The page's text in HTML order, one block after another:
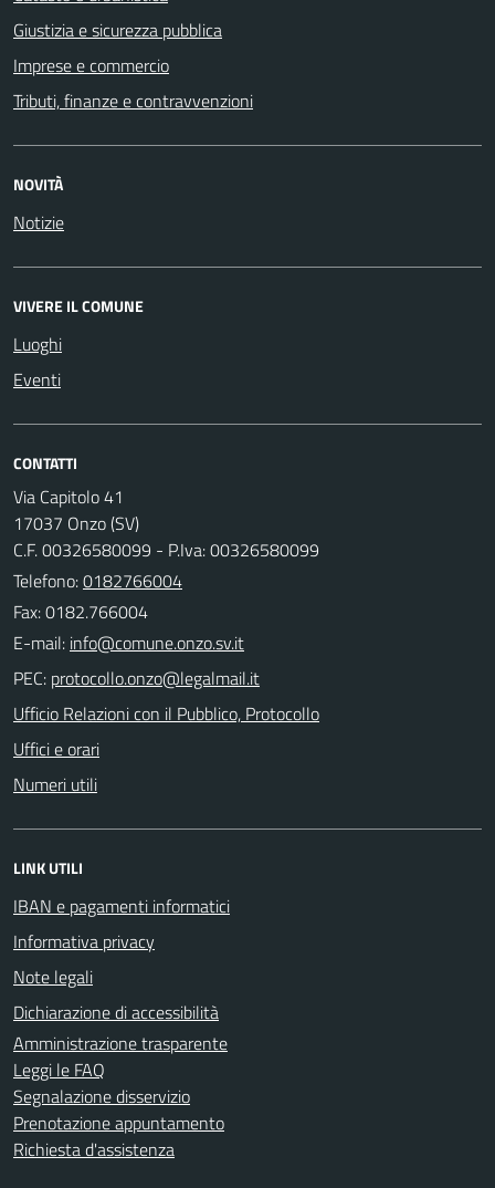
Giustizia e sicurezza pubblica
Imprese e commercio
Tributi, finanze e contravvenzioni
NOVITÀ
Notizie
VIVERE IL COMUNE
Luoghi
Eventi
CONTATTI
Via Capitolo 41
17037 Onzo (SV)
C.F. 00326580099 - P.Iva: 00326580099
Telefono:0182766004
Fax: 0182.766004
E-mail:
PEC:
Ufficio Relazioni con il Pubblico, Protocollo
Uffici e orari
Numeri utili
LINK UTILI
IBAN e pagamenti informatici
Informativa privacy
Note legali
Dichiarazione di accessibilità
Amministrazione trasparente
Leggi le FAQ
Segnalazione disservizio
Prenotazione appuntamento
Richiesta d'assistenza